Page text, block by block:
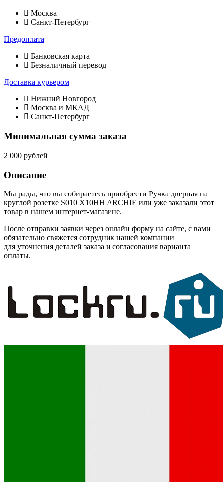
Москва
Санкт-Петербург
Предоплата
Банковская карта
Безналичный перевод
Доставка курьером
Нижний Новгород
Москва и МКАД
Санкт-Петербург
Минимальная сумма заказа
2 000 рублей
Описание
Мы рады, что вы собираетесь приобрести Ручка дверная на
круглой розетке S010 X10HH ARCHIE или уже заказали этот
товар в нашем интернет-магазине.
После отправки заявки через онлайн форму на сайте, с вами
обязательно свяжется сотрудник нашей компании
для уточнения деталей заказа и согласования варианта
оплаты.